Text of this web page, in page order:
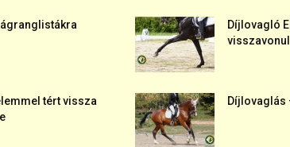
Díjlovagló
visszavonul
tért vissza
Díjlovaglás